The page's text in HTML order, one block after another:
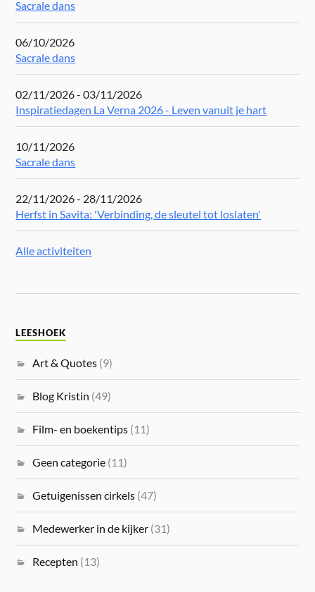
Sacrale dans
06/10/2026
Sacrale dans
02/11/2026 - 03/11/2026
Inspiratiedagen La Verna 2026 - Leven vanuit je hart
10/11/2026
Sacrale dans
22/11/2026 - 28/11/2026
Herfst in Savita: 'Verbinding, de sleutel tot loslaten'
Alle activiteiten
LEESHOEK
Art & Quotes (9)
Blog Kristin (49)
Film- en boekentips (11)
Geen categorie (11)
Getuigenissen cirkels (47)
Medewerker in de kijker (31)
Recepten (13)